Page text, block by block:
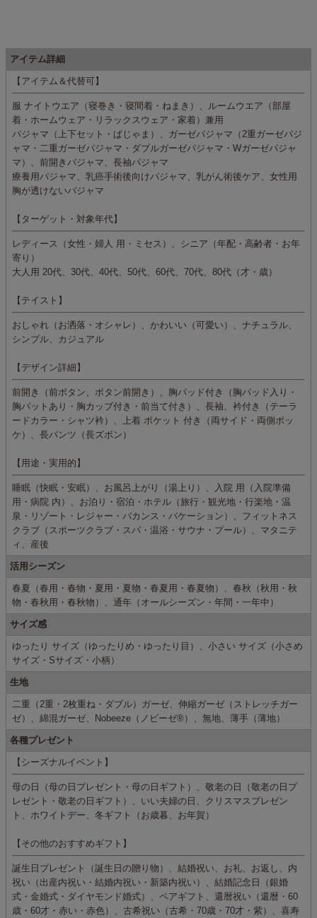
アイテム詳細
【アイテム＆代替可】
服 ナイトウエア（寝巻き・寝間着・ねまき）、ルームウエア（部屋
着・ホームウェア・リラックスウェア・家着）兼用
パジャマ（上下セット・ぱじゃま）、ガーゼパジャマ（2重ガーゼパジ
ャマ・二重ガーゼパジャマ・ダブルガーゼパジャマ・Wガーゼパジャ
マ）、前開きパジャマ、長袖パジャマ
療養用パジャマ、乳癌手術後向けパジャマ、乳がん術後ケア、女性用
胸が透けないパジャマ
【ターゲット・対象年代】
レディース（女性・婦人 用・ミセス）、シニア（年配・高齢者・お年
寄り）
大人用 20代、30代、40代、50代、60代、70代、80代（才・歳）
【テイスト】
おしゃれ（お洒落・オシャレ）、かわいい（可愛い）、ナチュラル、
シンプル、カジュアル
【デザイン詳細】
前開き（前ボタン、ボタン前開き）、胸パッド付き（胸パッド入り・
胸パットあり・胸カップ付き・前当て付き）、長袖、衿付き（テーラ
ードカラー・シャツ衿）、上着 ポケット 付き（両サイド・両側ポッ
ケ）、長パンツ（長ズボン）
【用途・実用的】
睡眠（快眠・安眠）、お風呂上がり（湯上り）、入院 用（入院準備
用・病院 内）、お泊り・宿泊・ホテル（旅行・観光地・行楽地・温
泉・リゾート・レジャー・バカンス・バケーション）、フィットネス
クラブ（スポーツクラブ・スパ・温浴・サウナ・プール）、マタニテ
ィ、産後
活用シーズン
春夏（春用・春物・夏用・夏物・春夏用・春夏物）、春秋（秋用・秋
物・春秋用・春秋物）、通年（オールシーズン・年間・一年中）
サイズ感
ゆったり サイズ（ゆったりめ・ゆったり目）、小さい サイズ（小さめ
サイズ・Sサイズ・小柄）
生地
二重（2重・2枚重ね・ダブル）ガーゼ、伸縮ガーゼ（ストレッチガー
ゼ）、綿混ガーゼ、Nobeeze（ノビーゼ®）、無地、薄手（薄地）
各種プレゼント
【シーズナルイベント】
母の日（母の日プレゼント・母の日ギフト）、敬老の日（敬老の日プ
レゼント・敬老の日ギフト）、いい夫婦の日、クリスマスプレゼン
ト、ホワイトデー、冬ギフト（お歳暮、お年賀）
【その他のおすすめギフト】
誕生日プレゼント（誕生日の贈り物）、結婚祝い、お礼、お返し、内
祝い（出産内祝い・結婚内祝い・新築内祝い）、結婚記念日（銀婚
式・金婚式・ダイヤモンド婚式）、ペアギフト、還暦祝い（還暦・60
歳・60才・赤い・赤色）、古希祝い（古希・70歳・70才・紫）、喜寿